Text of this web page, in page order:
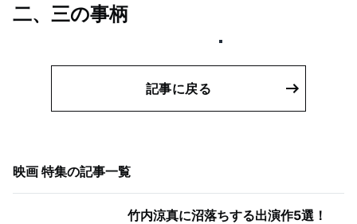
二、三の事柄
記事に戻る
映画 特集の記事一覧
竹内涼真に沼落ちする出演作5選！